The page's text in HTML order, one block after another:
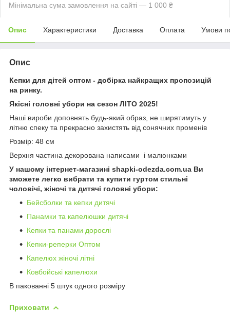
Мінімальна сума замовлення на сайті — 1 000 ₴
Опис Характеристики Доставка Оплата Умови
Опис
Кепки для дітей оптом - добірка найкращих пропозицій
на ринку.
Якісні головні убори на сезон ЛІТО 2025!
Наші вироби доповнять будь-який образ, не ширятимуть у
літню спеку та прекрасно захистять від сонячних променів
Розмір: 48 см
Верхня частина декорована написами і малюнками
У нашому інтернет-магазині shapki-odezda.com.ua Ви
зможете легко вибрати та купити гуртом стильні
чоловічі, жіночі та дитячі головні убори:
Бейсболки та кепки дитячі
Панамки та капелюшки дитячі
Кепки та панами дорослі
Кепки-реперки Оптом
Капелюх жіночі літні
Ковбойські капелюхи
В пакованні 5 штук одного розміру
Приховати